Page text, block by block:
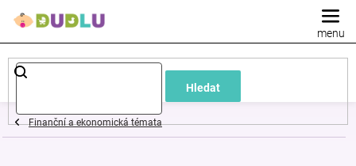
Hledat
Dětské
a
Finanční a ekonomická témata